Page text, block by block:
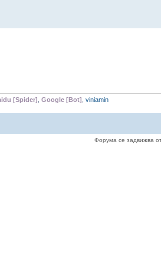
[Spider] Google [Bot] viniamin
Форума се задвижва